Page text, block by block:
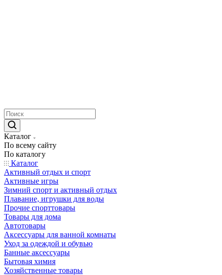
Каталог
По всему сайту
По каталогу
Каталог
Активный отдых и спорт
Активные игры
Зимний спорт и активный отдых
Плавание, игрушки для воды
Прочие спорттовары
Товары для дома
Автотовары
Аксессуары для ванной комнаты
Уход за одеждой и обувью
Банные аксессуары
Бытовая химия
Хозяйственные товары